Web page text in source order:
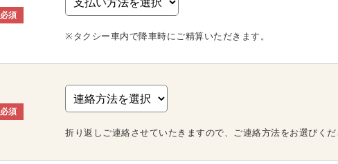
必須
※タクシー車内で降車時にご精算いただきます。
必須
折り返しご連絡させていたきますので、ご連絡方法をお選びく